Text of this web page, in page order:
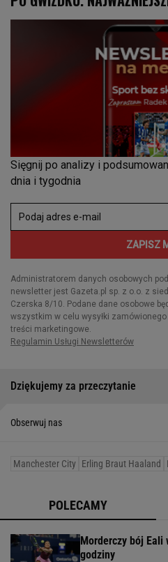
Dziękujemy za przeczytanie
Obserwuj nas
Manchester City Erling Braut Haaland
POLECAMY
Morderczy bój Eali
godziny